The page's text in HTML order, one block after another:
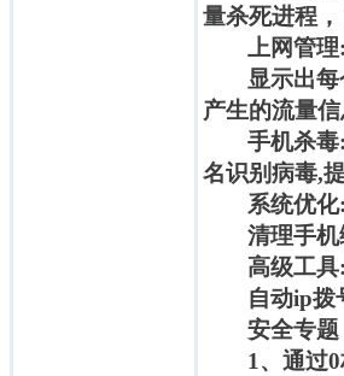
量杀死进程
上网管理:
显示出
产生的流量
手机杀
名识别病毒,
系统优化:
清理手
高级工具:
自动ip拨
安全专题
1、通过